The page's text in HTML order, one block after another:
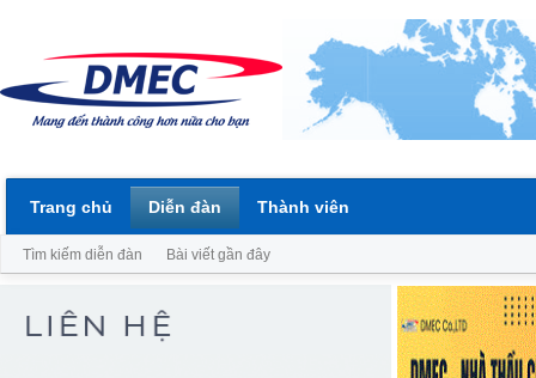
Trang chủ Diễn đàn
Tìm kiếm diễn đàn Bài viết gần đây
Thành viên